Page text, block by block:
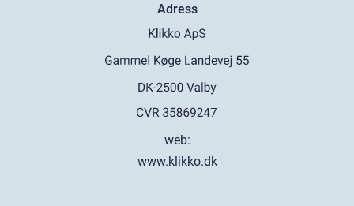
Adress
web:
www.klikko.dk